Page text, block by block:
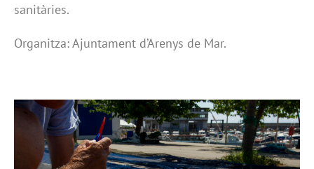
sanitàries.
Organitza: Ajuntament d’Arenys de Mar.